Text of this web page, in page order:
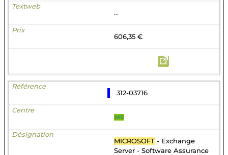
...
606,35 €
312-03716
MS
MICROSOFT - Exchange
Server - Software Assurance